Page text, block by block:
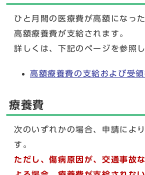
ひと月間の医療費が高額になっ
高額療養費が支給されます。
詳しくは、下記のページを参照
高額療養費の支給および受
療養費
次のいずれかの場合、申請によ
す。
ただし、傷病原因が、交通事故